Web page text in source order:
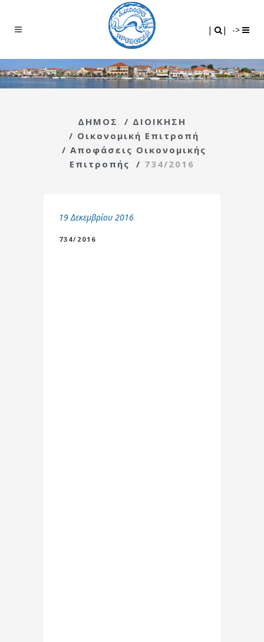
| | ->
ΔΗΜΟΣ / ΔΙΟΙΚΗΣΗ
/ Οικονομική Επιτροπή
/ Αποφάσεις Οικονομικής
Επιτροπής
/ 734/2016
19 Δεκεμβρίου 2016
734/2016